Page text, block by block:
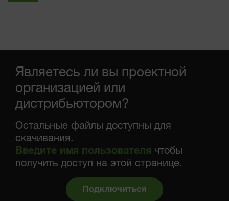
Являетесь ли вы проектной
организацией или
дистрибьютором?
Остальные файлы доступны для
скачивания.
Введите имя пользователя чтобы
получить доступ на этой странице.
Подключиться